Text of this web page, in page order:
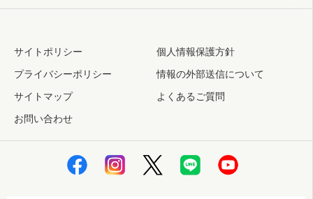
サイトポリシー
個人情報保護方針
プライバシーポリシー
情報の外部送信について
サイトマップ
よくあるご質問
お問い合わせ